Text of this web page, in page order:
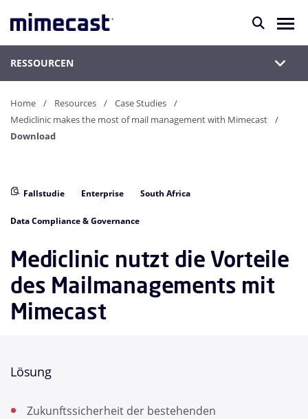
RESSOURCEN
Home Resources
Case Studies
Mediclinic makes the most of mail management with Mimecast
Download
Fallstudie Enterprise South Africa
Data Compliance & Governance
Mediclinic nutzt die Vorteile
des Mailmanagements mit
Mimecast
Lösung
Zukunftssicherheit der bestehenden